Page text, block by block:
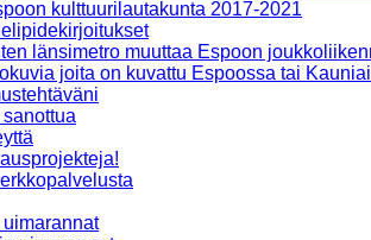
kulttuurilautakunta 2017-2021
länsimetro muuttaa Espoon
joita on kuvattu Espoossa tai
uimarannat